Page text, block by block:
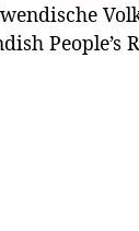
People’s